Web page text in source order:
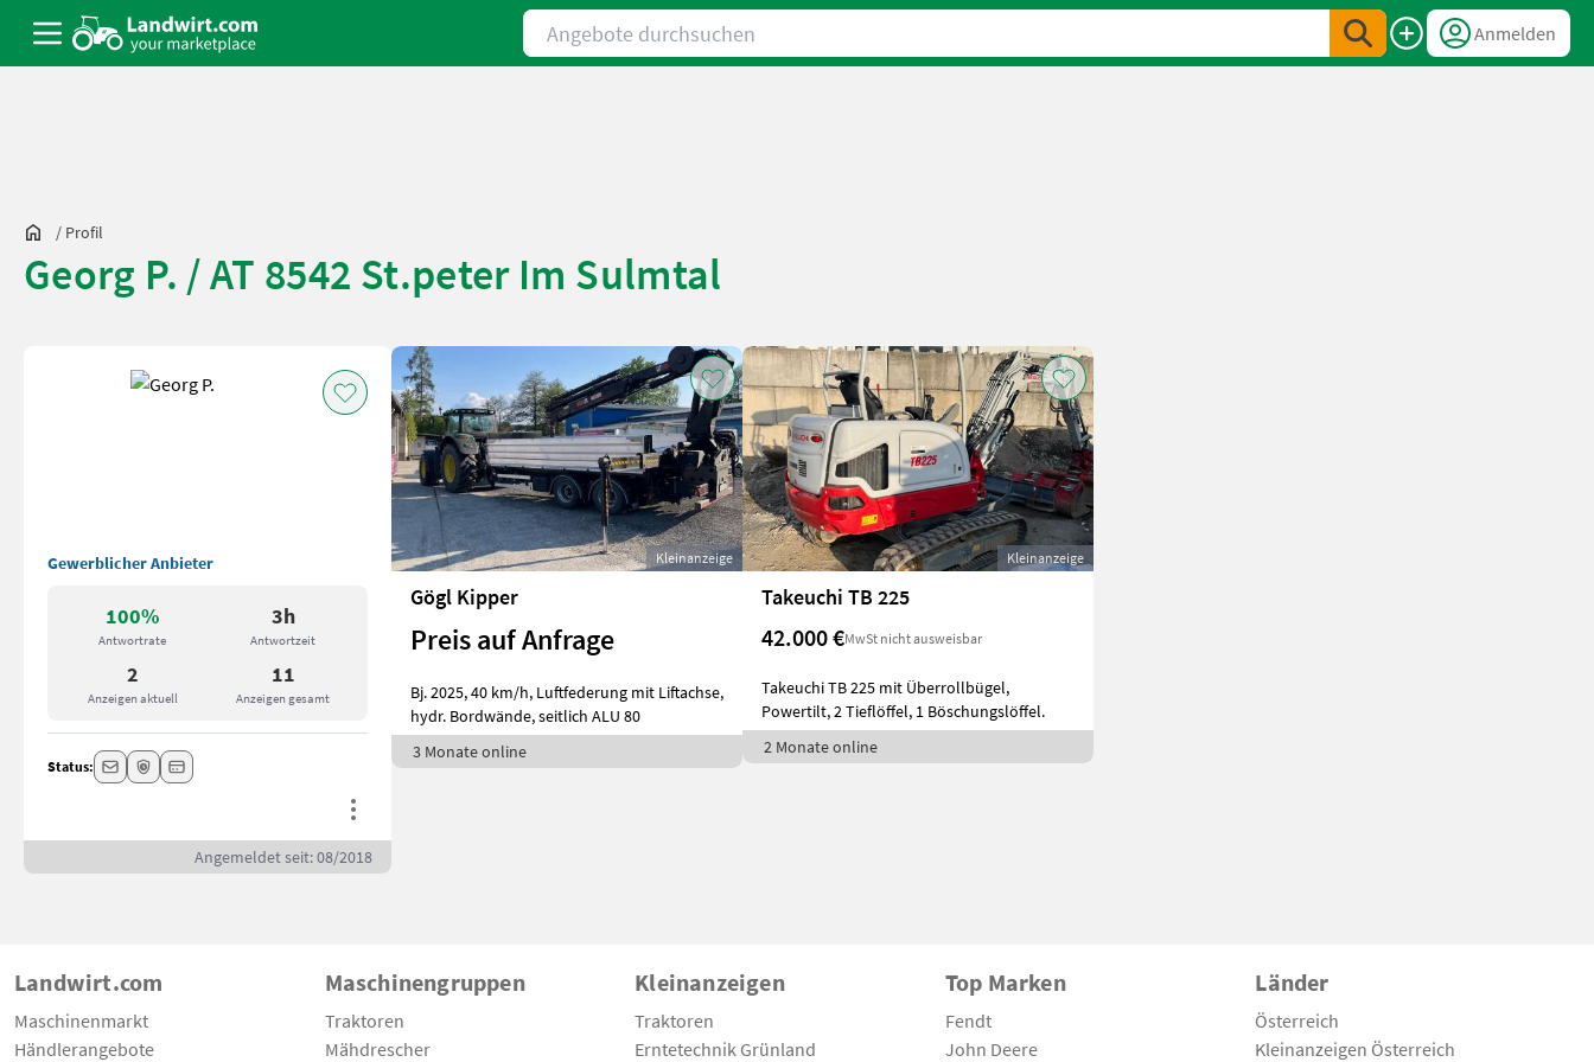
Angebote durchsuchen
Anmelden
/ Profil
Georg P. / AT 8542 St.peter Im Sulmtal
Gewerblicher Anbieter
100%
Antwortrate
3h
Antwortzeit
2
Anzeigen aktuell
11
Anzeigen gesamt
Status:
Angemeldet seit: 08/2018
Kleinanzeige
Gögl Kipper
Preis auf Anfrage
Bj. 2025, 40 km/h, Luftfederung mit Liftachse,
hydr. Bordwände, seitlich ALU 80
3 Monate online
Kleinanzeige
Takeuchi TB 225
42.000 €MwSt nicht ausweisbar
Takeuchi TB 225 mit Überrollbügel,
Powertilt, 2 Tieflöffel, 1 Böschungslöffel.
2 Monate online
Landwirt.com
Maschinenmarkt
Händlerangebote
Maschinengruppen
Traktoren
Mähdrescher
Kleinanzeigen
Traktoren
Erntetechnik Grünland
Top Marken
Fendt
John Deere
Länder
Österreich
Kleinanzeigen Österreich